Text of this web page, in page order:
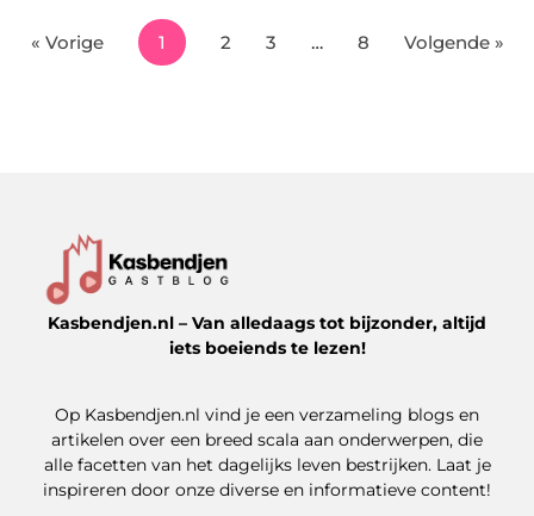
« Vorige 1 2 3 … 8 Volgende »
Kasbendjen.nl – Van alledaags tot bijzonder, altijd
iets boeiends te lezen!
Op Kasbendjen.nl vind je een verzameling blogs en
artikelen over een breed scala aan onderwerpen, die
alle facetten van het dagelijks leven bestrijken. Laat je
inspireren door onze diverse en informatieve content!